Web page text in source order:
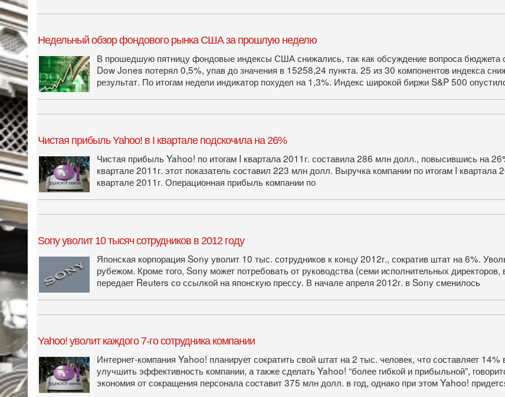
Недельный обзор фондового рынка США за прошлую неделю
В прошедшую пятницу фондовые индексы США снижались, так как обсуждение вопроса бюджета
Dow Jones потерял 0,5%, упав до значения в 15258,24 пункта. 25 из 30 компонентов индекса
результат. По итогам недели индикатор похудел на 1,3%. Индекс широкой биржи S&P 500
Чистая прибыль Yahoo! в I квартале подскочила на 26%
Чистая прибыль Yahoo! по итогам I квартала 2011г. составила 286 млн долл., повысившись на
квартале 2011г. этот показатель составил 223 млн долл. Выручка компании по итогам I
квартале 2011г. Операционная прибыль компании по
Sony уволит 10 тысяч сотрудников в 2012 году
Японская корпорация Sony уволит 10 тыс. сотрудников к концу 2012г., сократив штат на 6%.
рубежом. Кроме того, Sony может потребовать от руководства (семи исполнительных
передает Reuters со ссылкой на японскую прессу. В начале апреля 2012г. в Sony сменилось
Yahoo! уволит каждого 7-го сотрудника компании
Интернет-компания Yahoo! планирует сократить свой штат на 2 тыс. человек, что составляет
улучшить эффективность компании, а также сделать Yahoo! “более гибкой и прибыльной”,
экономия от сокращения персонала составит 375 млн долл. в год, однако при этом Yahoo!